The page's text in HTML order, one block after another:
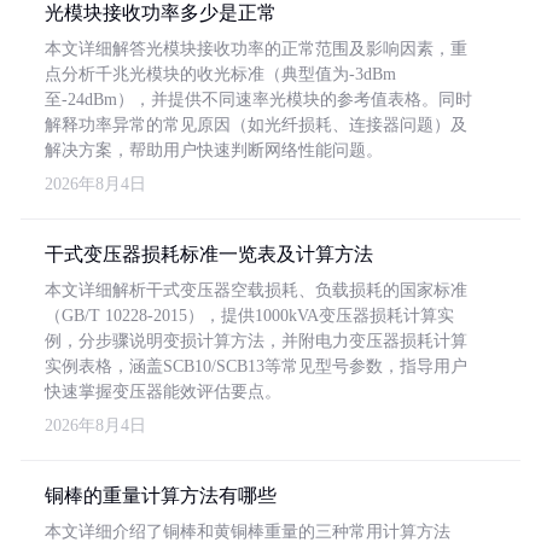
光模块接收功率多少是正常
本文详细解答光模块接收功率的正常范围及影响因素，重
点分析千兆光模块的收光标准（典型值为-3dBm
至-24dBm），并提供不同速率光模块的参考值表格。同时
解释功率异常的常见原因（如光纤损耗、连接器问题）及
解决方案，帮助用户快速判断网络性能问题。
2026年8月4日
干式变压器损耗标准一览表及计算方法
本文详细解析干式变压器空载损耗、负载损耗的国家标准
（GB/T 10228-2015），提供1000kVA变压器损耗计算实
例，分步骤说明变损计算方法，并附电力变压器损耗计算
实例表格，涵盖SCB10/SCB13等常见型号参数，指导用户
快速掌握变压器能效评估要点。
2026年8月4日
铜棒的重量计算方法有哪些
本文详细介绍了铜棒和黄铜棒重量的三种常用计算方法